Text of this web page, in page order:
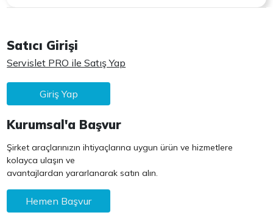
Satıcı Girişi
Servislet PRO ile Satış Yap
Giriş Yap
Kurumsal'a Başvur
Şirket araçlarınızın ihtiyaçlarına uygun ürün ve hizmetlere
kolayca ulaşın ve
avantajlardan yararlanarak satın alın.
Hemen Başvur